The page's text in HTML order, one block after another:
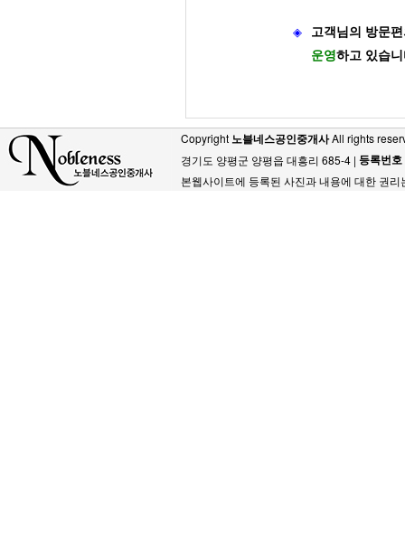
◈
고객님의 방문
운영하고 있습
Copyright 노블네스공인중개사All rights
경기도 양평군 양평읍 대흥리 685-4 | 등록번호
본웹사이트에 등록된 사진과 내용에 대한 권